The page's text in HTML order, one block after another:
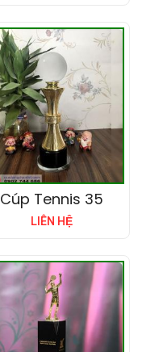
Cúp Tennis 35
LIÊN HỆ